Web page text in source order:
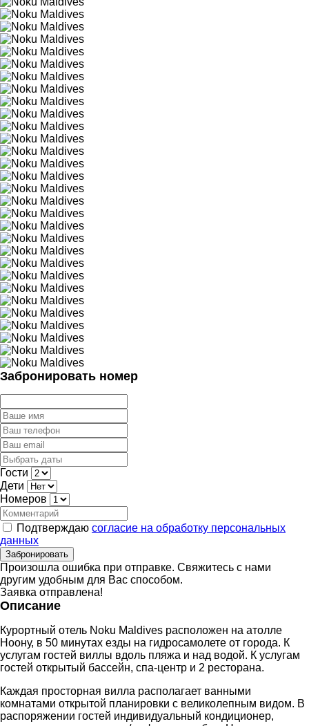
Забронировать номер
Гости
Дети
Номеров
Подтверждаю согласие на обработку персональных
данных
Забронировать
Произошла ошибка при отправке. Свяжитесь с нами
другим удобным для Вас способом.
Заявка отправлена!
Описание
Курортный отель Noku Maldives расположен на атолле
Ноону, в 50 минутах езды на гидросамолете от города. К
услугам гостей виллы вдоль пляжа и над водой. К услугам
гостей открытый бассейн, спа-центр и 2 ресторана.
Каждая просторная вилла располагает ванными
комнатами открытой планировки с великолепным видом. В
распоряжении гостей индивидуальный кондиционер,